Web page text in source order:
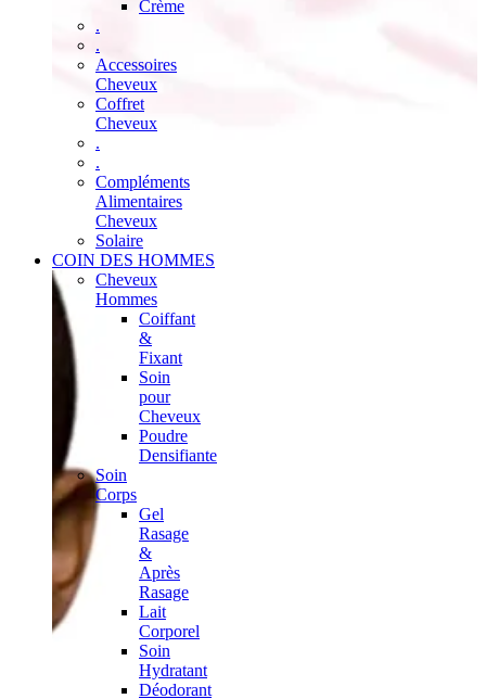
Crème
.
.
Accessoires
Cheveux
Coffret
Cheveux
.
.
Compléments
Alimentaires
Cheveux
Solaire
COIN DES HOMMES
Cheveux
Hommes
Coiffant
&
Fixant
Soin
pour
Cheveux
Poudre
Densifiante
Soin
Corps
Gel
Rasage
&
Après
Rasage
Lait
Corporel
Soin
Hydratant
Déodorant